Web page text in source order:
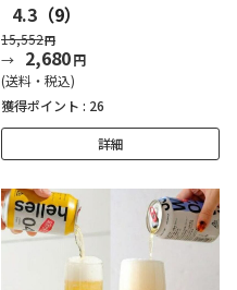
4.3 （9）
15,552円
2,680円
(送料・税込)
獲得ポイント : 26
詳細